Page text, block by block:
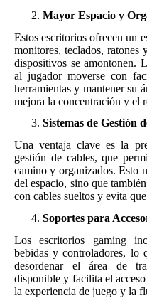
Mayor Espacio y
Estos escritorios ofrecen un
monitores, teclados, ratones
dispositivos se amontonen.
al jugador moverse con
herramientas y mantener su
mejora la concentración y el
Sistemas de Gestión
Una ventaja clave es la
gestión de cables, que
camino y organizados. Esto
del espacio, sino que
con cables sueltos y evita
Soportes para
Los escritorios gaming
bebidas y controladores, lo
desordenar el área de
disponible y facilita el
la experiencia de juego y la